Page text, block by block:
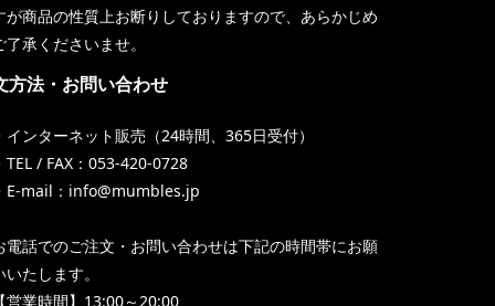
が商品の性質上お断りしておりますので、あらかじめ
了承くださいませ。
方法・お問い合わせ
インターネット販売（24時間、365日受付）
TEL / FAX：053-420-0728
E-mail：info@mumbles.jp
電話でのご注文・お問い合わせは下記の時間帯にお願
いたします。
営業時間】13:00～20:00